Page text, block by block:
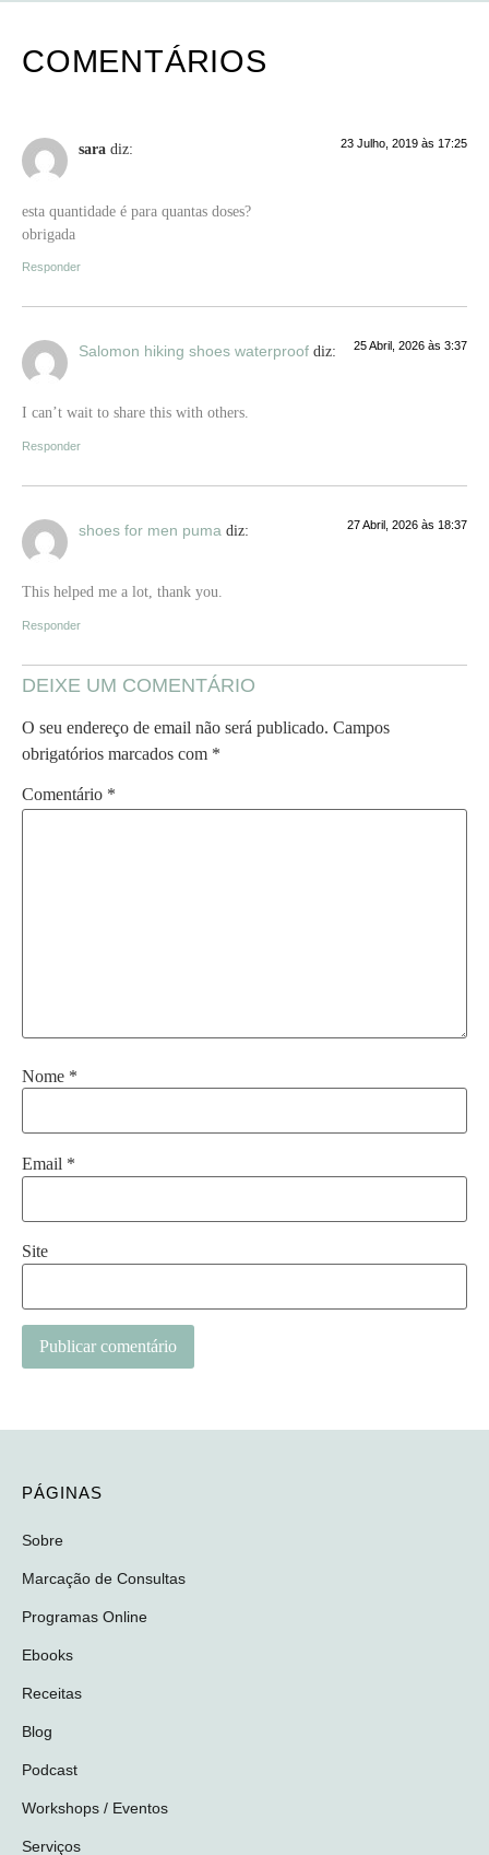
COMENTÁRIOS
sara diz: 23 Julho, 2019 às 17:25
esta quantidade é para quantas doses?
obrigada
Responder
Salomon hiking shoes waterproof diz: 25 Abril, 2026 às 3:37
I can’t wait to share this with others.
Responder
shoes for men puma diz: 27 Abril, 2026 às 18:37
This helped me a lot, thank you.
Responder
DEIXE UM COMENTÁRIO
O seu endereço de email não será publicado. Campos
obrigatórios marcados com *
Comentário *
Nome *
Email *
Site
PÁGINAS
Sobre
Marcação de Consultas
Programas Online
Ebooks
Receitas
Blog
Podcast
Workshops / Eventos
Serviços